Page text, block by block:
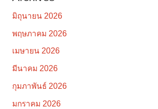
มิถุนายน 2026
พฤษภาคม 2026
เมษายน 2026
มีนาคม 2026
กุมภาพันธ์ 2026
มกราคม 2026